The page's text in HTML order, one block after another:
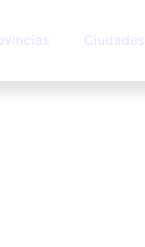
Ciudades